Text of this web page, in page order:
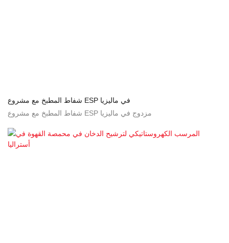
شفاط المطبخ مع مشروع ESP في ماليزيا
شفاط المطبخ مع مشروع ESP مزدوج في ماليزيا